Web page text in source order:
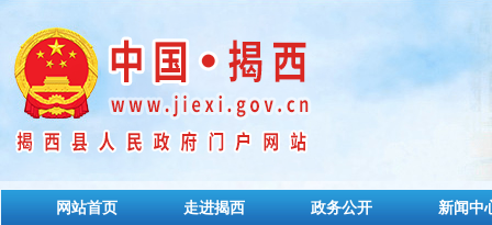
网站首页 走进揭西 政务公开 新闻中